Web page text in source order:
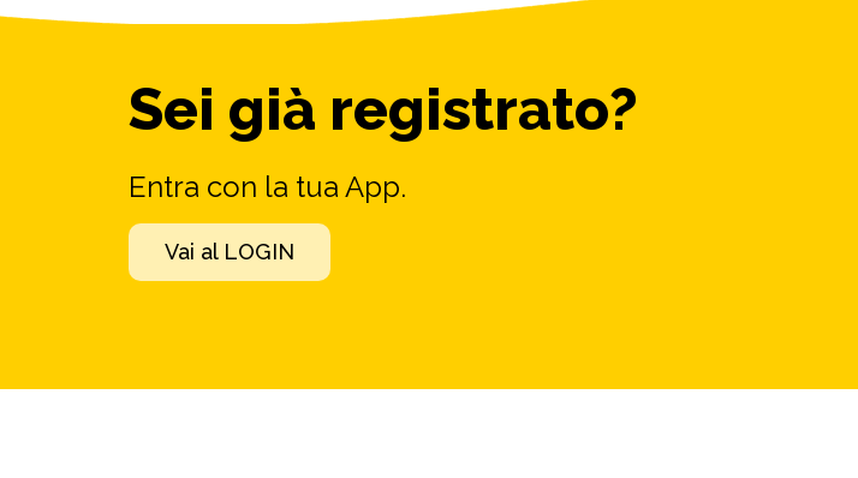
Sei già registrato?
Entra con la tua App.
Vai al LOGIN